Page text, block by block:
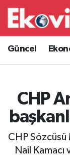
Güncel
CHP
CHP Sözcüsü
Nail Kamacı
Güncel
Ekonomi
Borsa
İş Dünyası
Lojistik
Hava
Trafik
Süper Lig
Tüm
Son